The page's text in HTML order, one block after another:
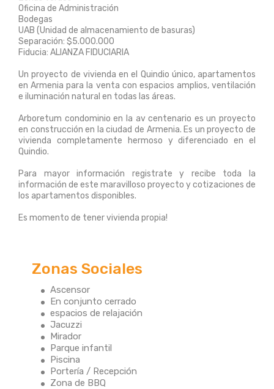
Oficina de Administración
Bodegas
UAB (Unidad de almacenamiento de basuras)
Separación: $5.000.000
Fiducia: ALIANZA FIDUCIARIA
Un proyecto de vivienda en el Quindio único, apartamentos
en Armenia para la venta con espacios amplios, ventilación
e iluminación natural en todas las áreas.
Arboretum condominio en la av centenario es un proyecto
en construcción en la ciudad de Armenia. Es un proyecto de
vivienda completamente hermoso y diferenciado en el
Quindio.
Para mayor información registrate y recibe toda la
información de este maravilloso proyecto y cotizaciones de
los apartamentos disponibles.
Es momento de tener vivienda propia!
Zonas Sociales
Ascensor
En conjunto cerrado
espacios de relajación
Jacuzzi
Mirador
Parque infantil
Piscina
Portería / Recepción
Zona de BBQ